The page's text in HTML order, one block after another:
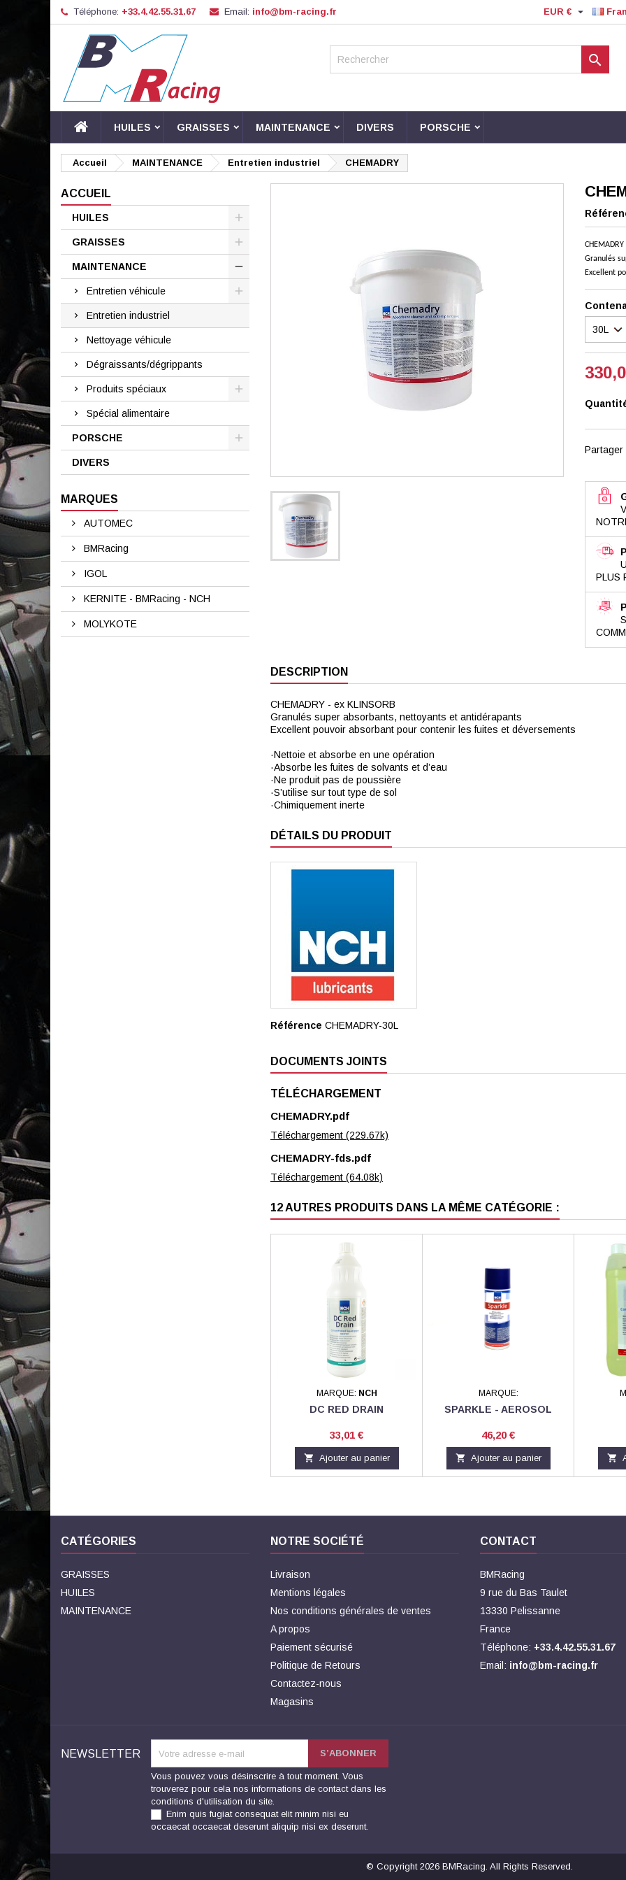
Téléphone: +33.4.42.55.31.67 Email: info@bm-racing.fr EUR € 

HUILES GRAISSES MAINTENANCE DIVERS PORSCHE
Accueil MAINTENANCE Entretien industriel CHEMADRY
ACCUEIL
HUILES
GRAISSES
MAINTENANCE
Entretien véhicule
Entretien industriel
Nettoyage véhicule
Dégraissants/dégrippants
Produits spéciaux
Spécial alimentaire
PORSCHE
DIVERS
MARQUES
AUTOMEC
BMRacing
IGOL
KERNITE - BMRacing - NCH
MOLYKOTE
Granulés
Excellent
Partager
PLUS
DESCRIPTION
CHEMADRY - ex KLINSORB
Granulés super absorbants, nettoyants et antidérapants
Excellent pouvoir absorbant pour contenir les fuites et déversements
·Nettoie et absorbe en une opération
·Absorbe les fuites de solvants et d’eau
·Ne produit pas de poussière
·S’utilise sur tout type de sol
·Chimiquement inerte
DÉTAILS DU PRODUIT
Référence CHEMADRY-30L
DOCUMENTS JOINTS
TÉLÉCHARGEMENT
CHEMADRY.pdf
Téléchargement (229.67k)
CHEMADRY-fds.pdf
Téléchargement (64.08k)
12 AUTRES PRODUITS DANS LA MÊME CATÉGORIE :
MARQUE: NCH
DC RED DRAIN
Prix
33,01 €
 Ajouter au panier
MARQUE:
SPARKLE - AEROSOL
Prix
46,20 €
 Ajouter au panier 
CATÉGORIES
GRAISSES
HUILES
MAINTENANCE
NOTRE SOCIÉTÉ
Livraison
Mentions légales
Nos conditions générales de ventes
A propos
Paiement sécurisé
Politique de Retours
Contactez-nous
Magasins
CONTACT
BMRacing
9 rue du Bas Taulet
13330 Pelissanne
France
Téléphone: +33.4.42.55.31.67
Email: info@bm-racing.fr
NEWSLETTER
Vous pouvez vous désinscrire à tout moment. Vous
trouverez pour cela nos informations de contact dans les
conditions d'utilisation du site.
Enim quis fugiat consequat elit minim nisi eu
occaecat occaecat deserunt aliquip nisi ex deserunt.
© Copyright 2026 BMRacing. All Rights Reserved.